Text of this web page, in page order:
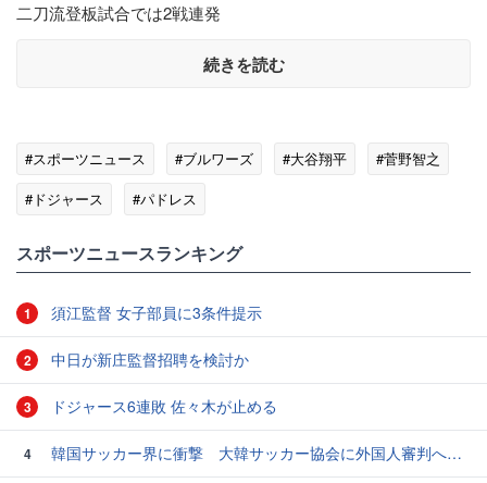
二刀流登板試合では2戦連発
続きを読む
#スポーツニュース #ブルワーズ #大谷翔平
#菅野智之
#ドジャース
#パドレス
スポーツニュースランキング
1 須江監督 女子部員に3条件提示
2 中日が新庄監督招聘を検討か
3 ドジャース6連敗 佐々木が止める
4 韓国サッカー界に衝撃 大韓サッカー協会に外国人審判への“性的接待”疑惑 韓国メディアが報道